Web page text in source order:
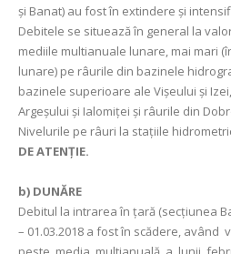
și Banat) au fost în extindere şi
Debitele se situează în general la
mediile multianuale lunare, mai mari
lunare) pe râurile din bazinele
bazinele superioare ale Vișeului și
Argeșului și Ialomiţei și râurile din
Nivelurile pe râuri la staţiile
DE ATENŢIE.
b) DUNĂRE
Debitul la intrarea în ţară (secţiunea
– 01.03.2018 a fost în scădere, având